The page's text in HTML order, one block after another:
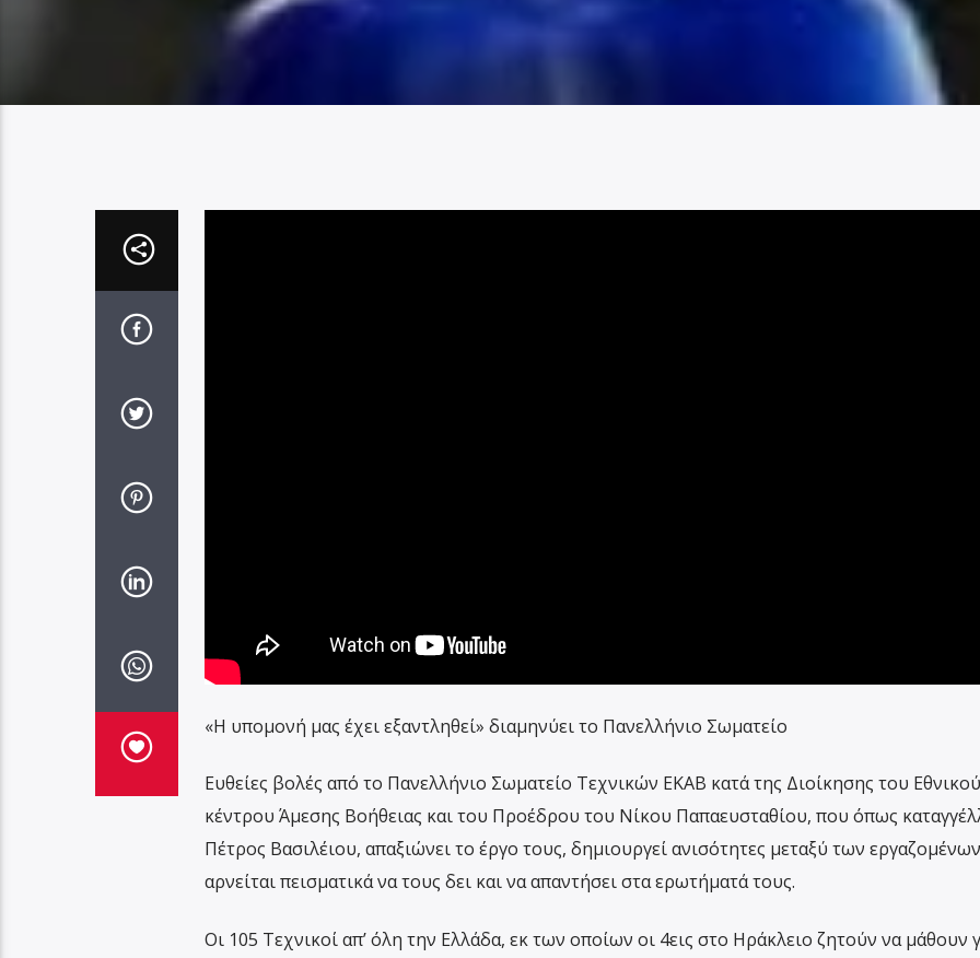
«Η υπομονή μας έχει εξαντληθεί» διαμηνύει το Πανελλήνιο Σωματείο
Ευθείες βολές από το Πανελλήνιο Σωματείο Τεχνικών ΕΚΑΒ κατά της Διοίκησης του Εθνικού
κέντρου Άμεσης Βοήθειας και του Προέδρου του Νίκου Παπαευσταθίου, που όπως
Πέτρος Βασιλέιου, απαξιώνει το έργο τους, δημιουργεί ανισότητες μεταξύ των
αρνείται πεισματικά να τους δει και να απαντήσει στα ερωτήματά τους.
Οι 105 Τεχνικοί απ’ όλη την Ελλάδα, εκ των οποίων οι 4εις στο Ηράκλειο ζητούν να μάθουν